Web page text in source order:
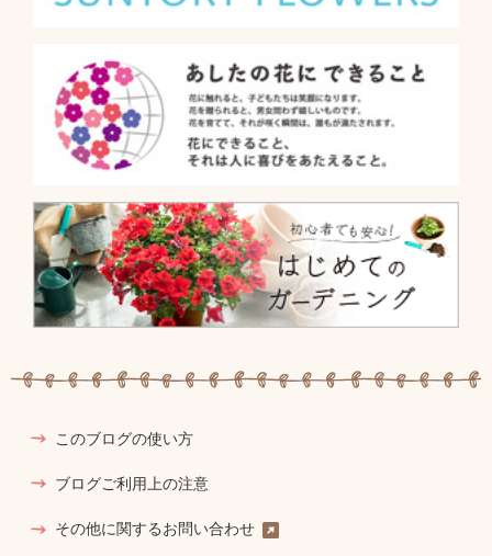
このブログの使い方
ブログご利用上の注意
その他に関するお問い合わせ